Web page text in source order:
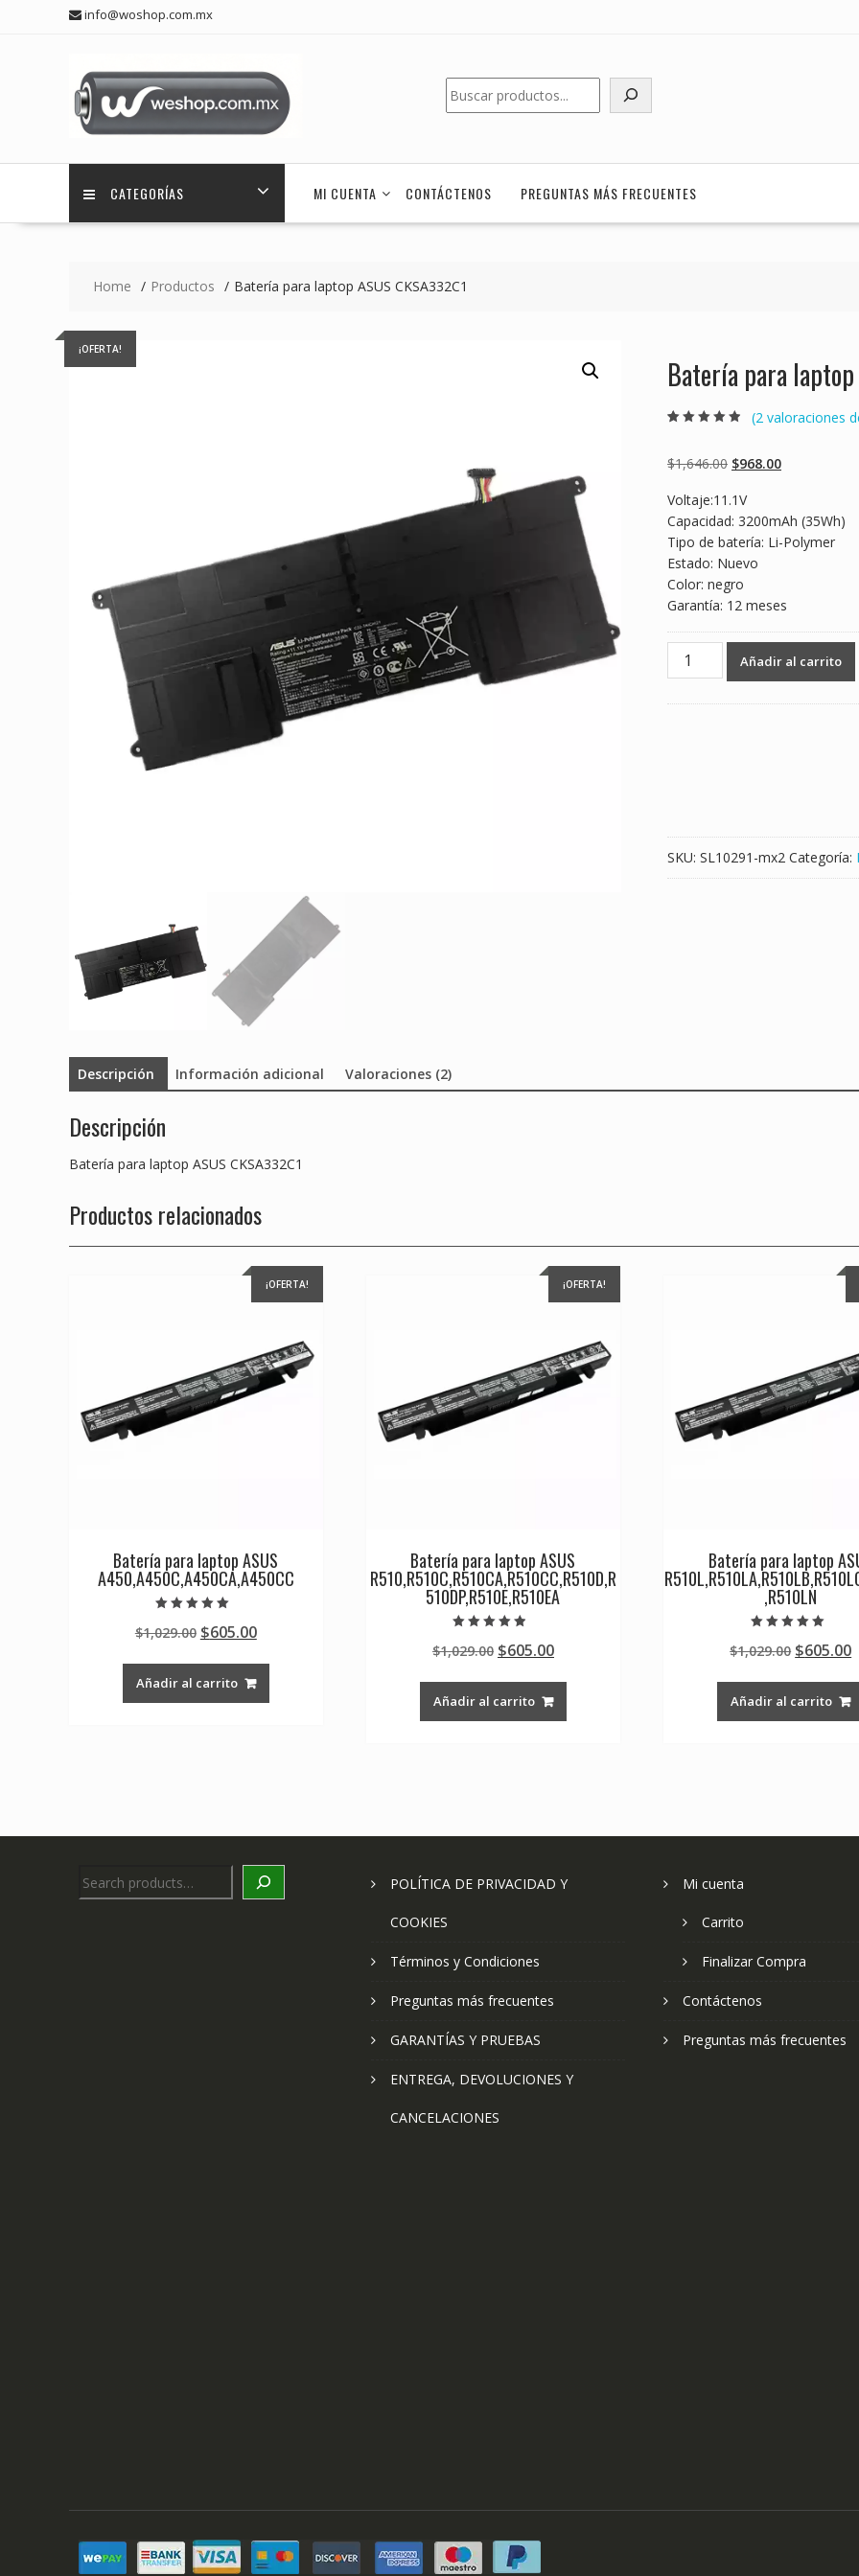
info@woshop.com.mx
Buscar
CATEGORÍAS MI CUENTA CONTÁCTENOS PREGUNTAS MÁS FRECUENTES
Home Productos Batería para laptop ASUS CKSA332C1
¡OFERTA!
Batería para laptop
basado en
puntuaciones
(2 valoraciones
$1,646.00 Original
was:
$1,646.00.
$968.00Current
$968.00.
Voltaje:11.1V
Capacidad: 3200mAh (35Wh)
Tipo de batería: Li-Polymer
Estado: Nuevo
Color: negro
Garantía: 12 meses
Batería
para
Añadir al carrito
SKU: SL10291-mx2 Categoría:
Descripción Información adicional Valoraciones (2)
Descripción
Batería para laptop ASUS CKSA332C1
Productos relacionados
¡OFERTA!
Batería para laptop ASUS
A450,A450C,A450CA,A450CC
5.00
de 5
$1,029.00 Original
was:
$1,029.00.
$605.00Current
$605.00.
Añadir al carrito
¡OFERTA!
Batería para laptop ASUS
R510,R510C,R510CA,R510CC,R510D,R
510DP,R510E,R510EA
4.50
de 5
$1,029.00 Original
was:
$1,029.00.
$605.00Current
$605.00.
Añadir al carrito
Batería para laptop
,R510LN
5.00
de 5
$1,029.00 Original
was:
$1,029.00.
$605.00
Añadir al carrito
Search
POLÍTICA DE PRIVACIDAD Y
COOKIES
Términos y Condiciones
Preguntas más frecuentes
GARANTÍAS Y PRUEBAS
ENTREGA, DEVOLUCIONES Y
CANCELACIONES
Mi cuenta
Carrito
Finalizar Compra
Contáctenos
Preguntas más frecuentes